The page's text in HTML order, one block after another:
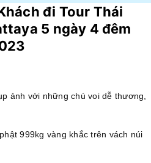
đi Tour Thái
5 ngày 4 đêm
ảnh với những chú voi dễ thương,
999kg vàng khắc trên vách núi